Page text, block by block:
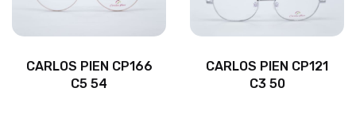
CARLOS PIEN CP166
C5 54
CARLOS PIEN CP121
C3 50